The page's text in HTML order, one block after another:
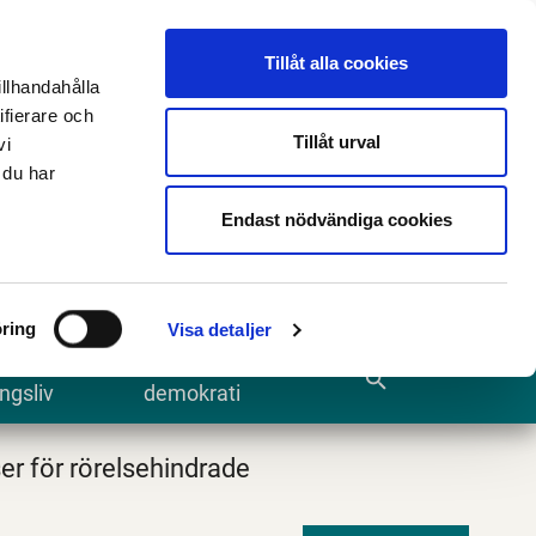
och
har
Visa detaljer
Tillåt alla cookies
Tillåt urval
Endast nödvändiga cookies
E-tjänster och blanketter Translate
Sök
demokrati
search
för rörelsehindrade